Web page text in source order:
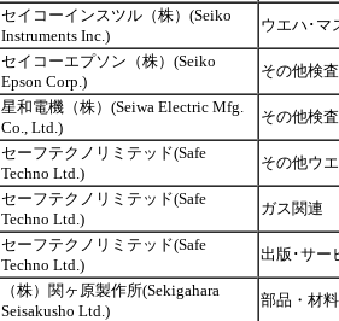
セイコーインスツル（株）(Seiko
Instruments Inc.)
ウエハ･マ
セイコーエプソン（株）(Seiko
Epson Corp.)
その他検
星和電機（株）(Seiwa Electric Mfg.
Co., Ltd.)
その他検
セーフテクノリミテッド(Safe
Techno Ltd.)
その他ウ
セーフテクノリミテッド(Safe
Techno Ltd.)
ガス関連
セーフテクノリミテッド(Safe
Techno Ltd.)
出版･サー
（株）関ヶ原製作所(Sekigahara
Seisakusho Ltd.)
部品・材